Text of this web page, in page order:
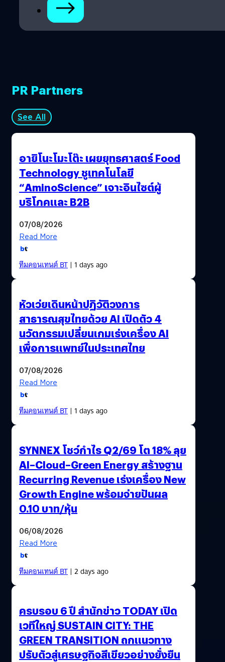
PR Partners
See All
อายิโนะโมะโต๊ะ เผยยุทธศาสตร์ Food
Technology ชูเทคโนโลยี
“AminoScience” เจาะอินไซต์ผู้
บริโภคและ B2B
07/08/2026
Read More
ทีมคอนเทนต์ BT| 1 days ago
หัวเว่ยเดินหน้าปฏิวัติวงการ
สาธารณสุขไทยด้วย AI เปิดตัว 4
นวัตกรรมเปลี่ยนเกมเร่งเครื่อง AI
เพื่อการแพทย์ในประเทศไทย
07/08/2026
Read More
ทีมคอนเทนต์ BT| 1 days ago
SYNNEX โชว์กำไร Q2/69 โต 18% ลุย
AI–Cloud–Green Energy สร้างฐาน
Recurring Revenue เร่งเครื่อง New
Growth Engine พร้อมจ่ายปันผล
0.10 บาท/หุ้น
06/08/2026
Read More
ทีมคอนเทนต์ BT| 2 days ago
ครบรอบ 6 ปี สำนักข่าว TODAY เปิด
เวทีใหญ่ SUSTAIN CITY: THE
GREEN TRANSITION ถกแนวทาง
ปรับตัวสู่เศรษฐกิจสีเขียวอย่างยั่งยืน